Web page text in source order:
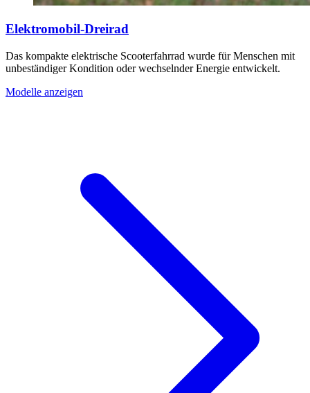
Elektromobil-Dreirad
Das kompakte elektrische Scooterfahrrad wurde für Menschen mit
unbeständiger Kondition oder wechselnder Energie entwickelt.
Modelle anzeigen